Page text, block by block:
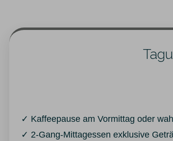
✓ Kaffeepause am Vormittag oder
✓ 2-Gang-Mittagessen exklusive